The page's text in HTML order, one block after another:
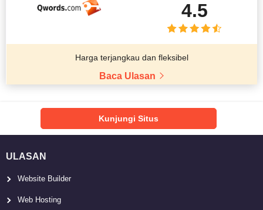
4.5
Harga terjangkau dan fleksibel
Baca Ulasan
Kunjungi Situs
ULASAN
Website Builder
Web Hosting